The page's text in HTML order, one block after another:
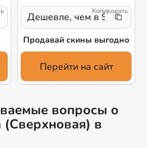
Дешевле, чем в Steam!
Продавай скины выгодно
Перейти на сайт
вопросы о
(Сверхновая) в